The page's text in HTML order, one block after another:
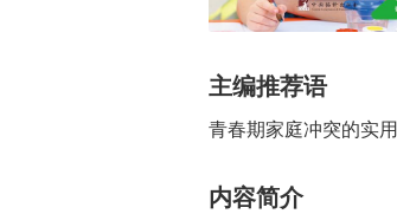
主编推荐语
青春期家庭冲突的实
内容简介